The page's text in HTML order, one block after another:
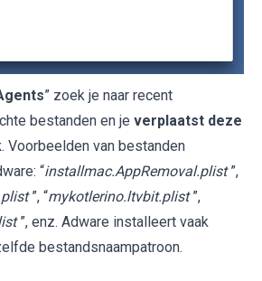
” zoek je naar recent
bestanden en je verplaatst deze
. Voorbeelden van bestanden
“installmac.AppRemoval.plist ”,
”, “mykotlerino.ltvbit.plist ”,
”, enz. Adware installeert vaak
bestandsnaampatroon.